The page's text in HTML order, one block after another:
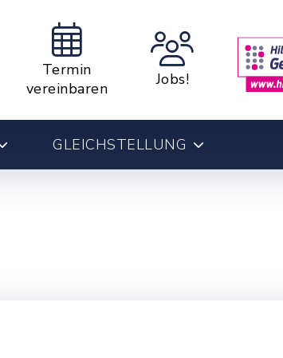
Termin
vereinbaren
Jobs!
GLEICHSTELLUNG